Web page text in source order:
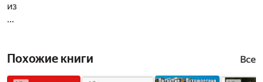
из
...
Похожие книги Все